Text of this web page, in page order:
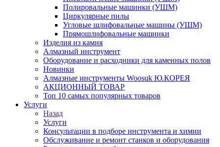
Полировальные машинки (УШМ)
Циркулярные пилы
Угловые шлифовальные машины (УШМ)
Прямошлифовальные машинки
Изделия из камня
Алмазный инструмент
Оборудование и расходники для каменных полов
Новинки
Алмазные инструменты Woosuk Ю.КОРЕЯ
АКЦИОННЫЙ ТОВАР
Топ 10 самых популярных товаров
Услуги
Назад
Услуги
Консультации в подборе инструмента и химии
Обслуживание и ремонт станков и оборудования